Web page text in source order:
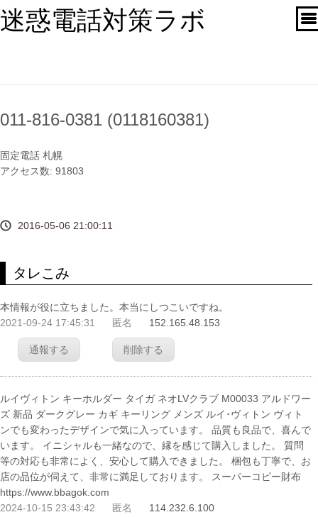
迷惑電話対策ラボ
011-816-0381 (0118160381)
固定電話 札幌
アクセス数: 91803
2016-05-06 21:00:11
タレこみ
本情報が役に立ちました。本当にしつこいですね。
2021-09-24 17:45:31
匿名 152.165.48.153
通報する 削除する
ルイヴィトン キーホルダー タイガ ネオLVクラブ M00033 アルドワー
ズ 新品 ダークグレー カギ キーリング メンズ ルイ･ヴィトン ヴィト
ンでも変わったデザインで気に入っています。 品質も良品で、喜んで
います。 イニシャルも一緒なので、縁を感じて購入しました。 質問
等の対応も非常によく、安心して購入できました。 梱包も丁寧で、お
店の品位が伺えて、非常に満足しております。 スーパーコピー財布
https://www.bbagok.com
2024-10-15 23:43:42
匿名 114.232.6.100